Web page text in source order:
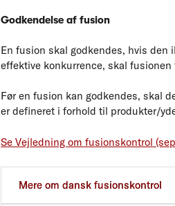
Godkendelse af fusion
En fusion skal godkendes, hvis
effektive konkurrence, skal fusionen
Før en fusion kan godkendes, skal
er defineret i forhold til produkter/
Se Vejledning om fusionskontrol
Mere om dansk fusionskontrol